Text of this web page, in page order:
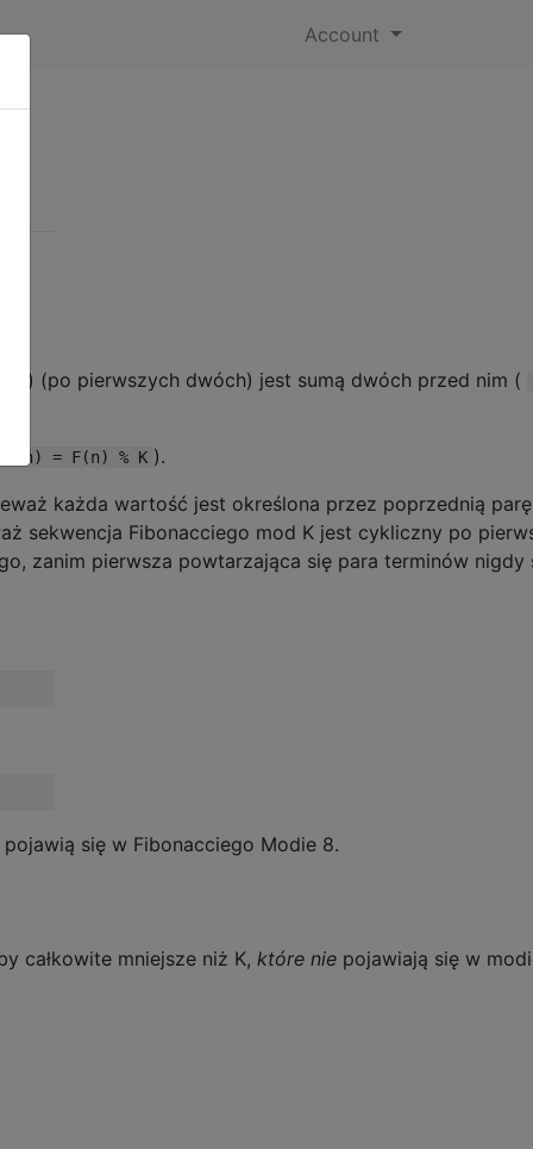
Account
) (po pierwszych dwóch) jest sumą dwóch przed nim (
M(n) = F(n) % K ).
każda wartość jest określona przez poprzednią
sekwencja Fibonacciego mod K jest cykliczny po
zanim pierwsza powtarzająca się para terminów nigdy
się w Fibonacciego Modie 8.
całkowite mniejsze niż K, które nie pojawiają się w